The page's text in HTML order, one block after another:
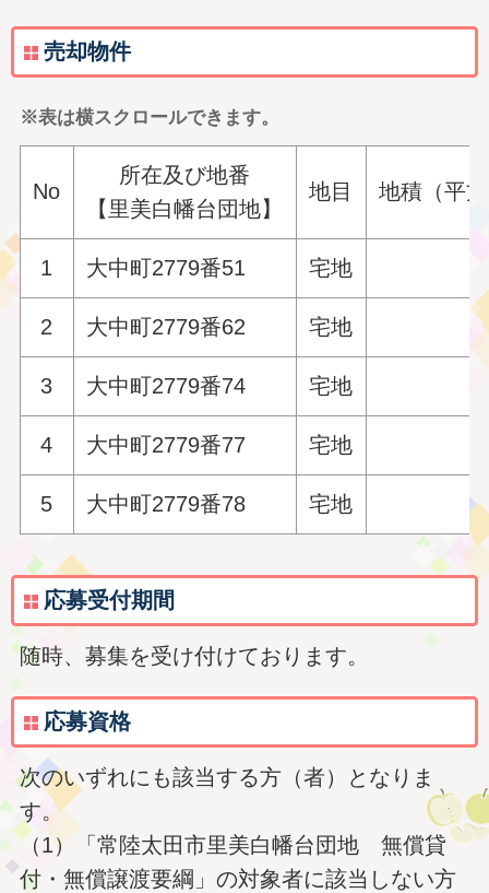
売却物件
※表は横スクロールできます。
No
所在及び地番
【里美白幡台団地】
地目 地積（平
1 大中町2779番51 宅地
2 大中町2779番62 宅地
3 大中町2779番74 宅地
4 大中町2779番77 宅地
5 大中町2779番78 宅地
応募受付期間
随時、募集を受け付けております。
応募資格
次のいずれにも該当する方（者）となりま
す。
（1）「常陸太田市里美白幡台団地 無償貸
付・無償譲渡要綱」の対象者に該当しない方